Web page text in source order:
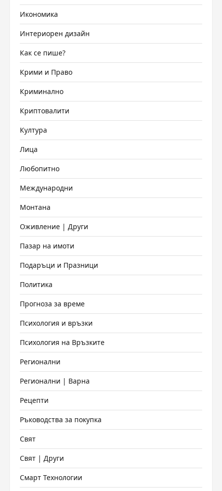
Икономика
Интериорен дизайн
Как се пише?
Крими и Право
Криминално
Криптовалити
Култура
Лица
Любопитно
Международни
Монтана
Оживление | Други
Пазар на имоти
Подаръци и Празници
Политика
Прогноза за време
Психология и връзки
Психология на Връзките
Регионални
Регионални | Варна
Рецепти
Ръководства за покупка
Свят
Свят | Други
Смарт Технологии